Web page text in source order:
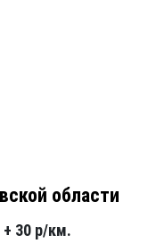
области
+ 30 р/км.